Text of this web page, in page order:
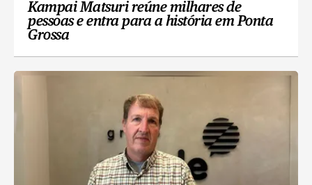
Kampai Matsuri reúne milhares de
pessoas e entra para a história em Ponta
Grossa